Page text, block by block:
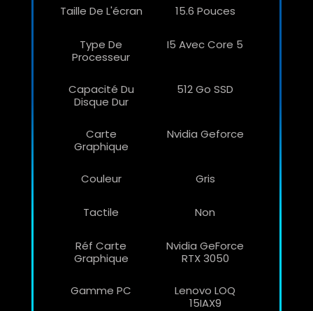
Taille De L'écran 15.6 Pouces
Type De
Processeur
I5 Avec Core 5
Capacité Du
Disque Dur
512 Go SSD
Carte
Graphique
Nvidia Geforce
Couleur Gris
Tactile Non
Réf Carte
Graphique
Nvidia GeForce
RTX 3050
Gamme PC
Lenovo LOQ
15IAX9